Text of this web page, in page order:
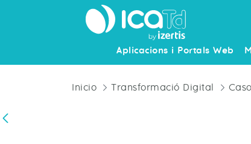
Aplicacions i Portals Web
Inicio Transformació Digital